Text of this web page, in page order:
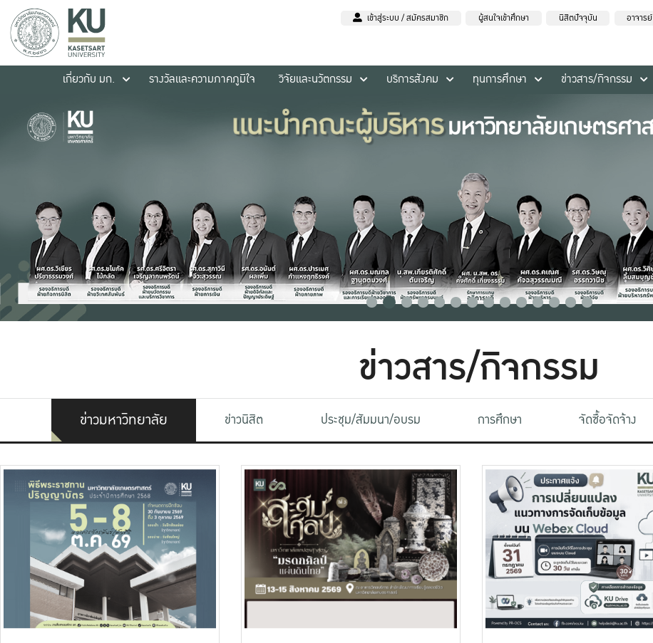
เข้าสู่ระบบ / สมัครสมาชิก ผู้สนใจเข้าศึกษา นิสิตปัจจุบัน อาจารย์
เกี่ยวกับ มก.
รางวัลและความภาคภูมิใจ วิจัยและนวัตกรรม บริการสังคม ทุนการศึกษา ข่าวสาร/กิจกรรม
ข่าวสาร/กิจกรรม
ข่าวมหาวิทยาลัย ข่าวนิสิต ประชุม/สัมมนา/อบรม การศึกษา จัดซื้อจัดจ้าง